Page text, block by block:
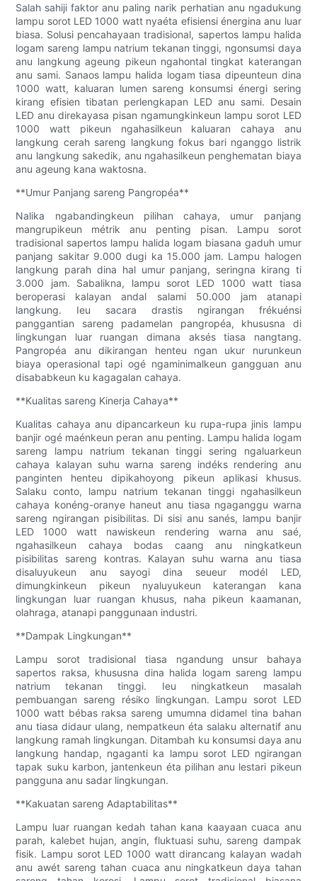
Salah sahiji faktor anu paling narik perhatian anu ngadukung
lampu sorot LED 1000 watt nyaéta efisiensi énergina anu luar
biasa. Solusi pencahayaan tradisional, sapertos lampu halida
logam sareng lampu natrium tekanan tinggi, ngonsumsi daya
anu langkung ageung pikeun ngahontal tingkat katerangan
anu sami. Sanaos lampu halida logam tiasa dipeunteun dina
1000 watt, kaluaran lumen sareng konsumsi énergi sering
kirang efisien tibatan perlengkapan LED anu sami. Desain
LED anu direkayasa pisan ngamungkinkeun lampu sorot LED
1000 watt pikeun ngahasilkeun kaluaran cahaya anu
langkung cerah sareng langkung fokus bari nganggo listrik
anu langkung sakedik, anu ngahasilkeun penghematan biaya
anu ageung kana waktosna.
**Umur Panjang sareng Pangropéa**
Nalika ngabandingkeun pilihan cahaya, umur panjang
mangrupikeun métrik anu penting pisan. Lampu sorot
tradisional sapertos lampu halida logam biasana gaduh umur
panjang sakitar 9.000 dugi ka 15.000 jam. Lampu halogen
langkung parah dina hal umur panjang, seringna kirang ti
3.000 jam. Sabalikna, lampu sorot LED 1000 watt tiasa
beroperasi kalayan andal salami 50.000 jam atanapi
langkung. Ieu sacara drastis ngirangan frékuénsi
panggantian sareng padamelan pangropéa, khususna di
lingkungan luar ruangan dimana aksés tiasa nangtang.
Pangropéa anu dikirangan henteu ngan ukur nurunkeun
biaya operasional tapi ogé ngaminimalkeun gangguan anu
disababkeun ku kagagalan cahaya.
**Kualitas sareng Kinerja Cahaya**
Kualitas cahaya anu dipancarkeun ku rupa-rupa jinis lampu
banjir ogé maénkeun peran anu penting. Lampu halida logam
sareng lampu natrium tekanan tinggi sering ngaluarkeun
cahaya kalayan suhu warna sareng indéks rendering anu
panginten henteu dipikahoyong pikeun aplikasi khusus.
Salaku conto, lampu natrium tekanan tinggi ngahasilkeun
cahaya konéng-oranye haneut anu tiasa ngaganggu warna
sareng ngirangan pisibilitas. Di sisi anu sanés, lampu banjir
LED 1000 watt nawiskeun rendering warna anu saé,
ngahasilkeun cahaya bodas caang anu ningkatkeun
pisibilitas sareng kontras. Kalayan suhu warna anu tiasa
disaluyukeun anu sayogi dina seueur modél LED,
dimungkinkeun pikeun nyaluyukeun katerangan kana
lingkungan luar ruangan khusus, naha pikeun kaamanan,
olahraga, atanapi panggunaan industri.
**Dampak Lingkungan**
Lampu sorot tradisional tiasa ngandung unsur bahaya
sapertos raksa, khususna dina halida logam sareng lampu
natrium tekanan tinggi. Ieu ningkatkeun masalah
pembuangan sareng résiko lingkungan. Lampu sorot LED
1000 watt bébas raksa sareng umumna didamel tina bahan
anu tiasa didaur ulang, nempatkeun éta salaku alternatif anu
langkung ramah lingkungan. Ditambah ku konsumsi daya anu
langkung handap, ngaganti ka lampu sorot LED ngirangan
tapak suku karbon, jantenkeun éta pilihan anu lestari pikeun
pangguna anu sadar lingkungan.
**Kakuatan sareng Adaptabilitas**
Lampu luar ruangan kedah tahan kana kaayaan cuaca anu
parah, kalebet hujan, angin, fluktuasi suhu, sareng dampak
fisik. Lampu sorot LED 1000 watt dirancang kalayan wadah
anu awét sareng tahan cuaca anu ningkatkeun daya tahan